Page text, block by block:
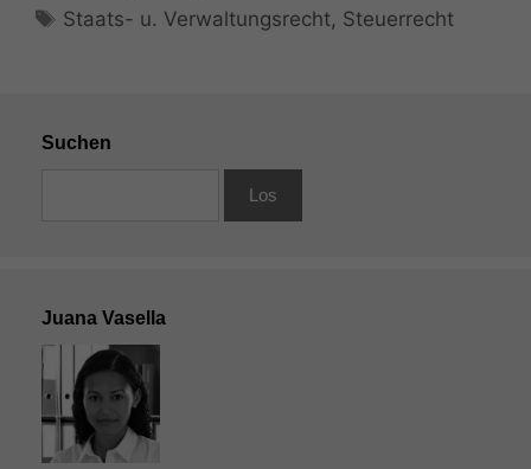
Schlagwörter
Staats- u. Verwaltungsrecht, Steuerrecht
Suchen
Juana Vasella